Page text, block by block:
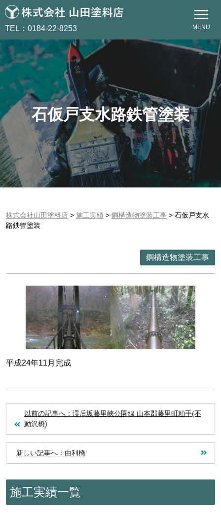
TEL：0184-22-8253 MENU
石仮戸支水路鉄管塗装
株式会社山田塗料店 > 施工実績 > 鋼構造物塗装工事 > 石仮戸支水
路鉄管塗装
鋼構造物塗装工事
平成24年11月完成
以前の記事へ：渓后坂藤里峡公園線 山本郡藤里町粕手(不
動沢橋)
新しい記事へ：由利橋
施工実績一覧